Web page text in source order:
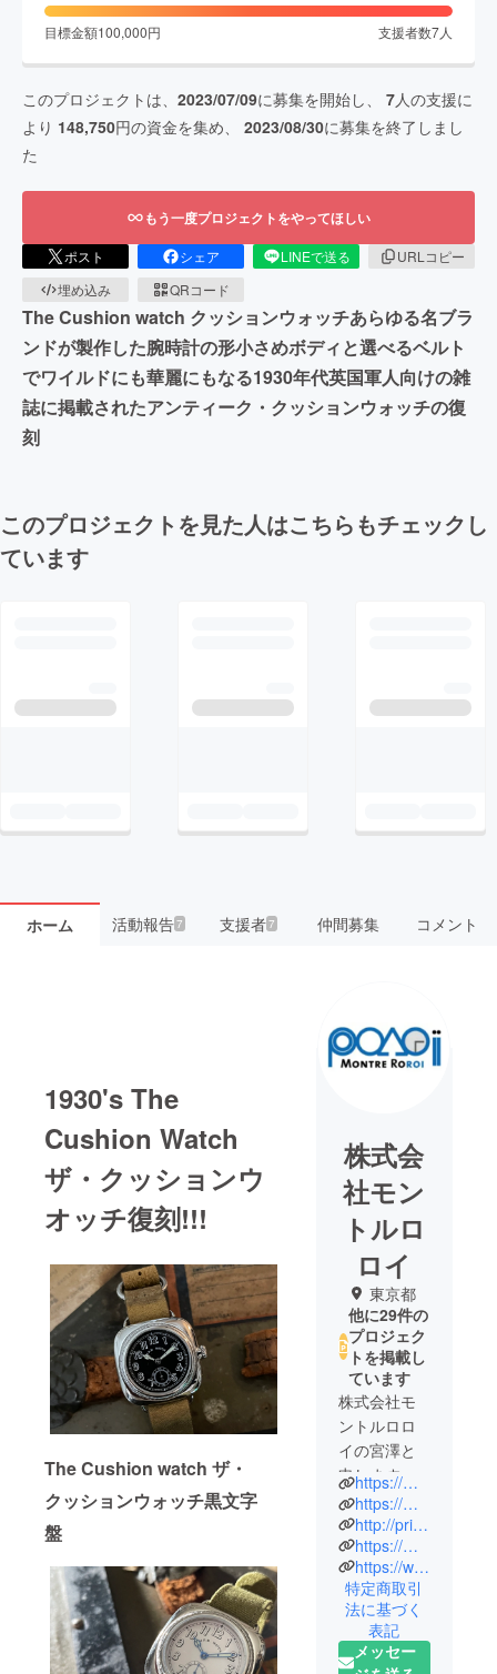
目標金額100,000円 支援者数7人
このプロジェクトは、 2023/07/09に募集を開始し、 7人の支援に
より 148,750円の資金を集め、 2023/08/30に募集を終了しまし
た
もう一度プロジェクトをやってほしい
ポスト シェア LINEで送る
URLコピー
埋め込み
QRコード
The Cushion watch クッションウォッチあらゆる名ブラ
ンドが製作した腕時計の形小さめボディと選べるベルト
でワイルドにも華麗にもなる1930年代英国軍人向けの雑
誌に掲載されたアンティーク・クッションウォッチの復
刻
このプロジェクトを見た人はこちらもチェックし
ています
ホーム 活動報告7 支援者7 仲間募集 コメント
1930's The
Cushion Watch
ザ・クッションウ
オッチ復刻!!!
The Cushion watch ザ・
クッションウォッチ黒文字
盤
株式会
社モン
トルロ
ロイ
東京都
他に29件の
プロジェク
トを掲載し
ています
株式会社モ
ントルロロ
イの宮澤と
申します。
弊社は1893
年より続く
村松製作所
のオリジナ
ル時計製作
部門として
20年前に設
立いたしま
https://montre-roroi.jp/mrmw/
https://mrmw.jp/
http://prince-keyford.com/
https://montre-roroi.jp
https://www.facebook.com/montreroroi
特定商取引
法に基づく
表記
メッセー